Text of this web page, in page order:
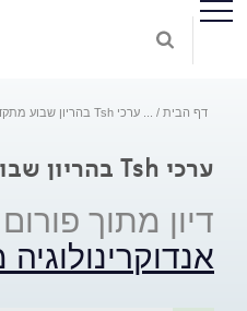
דף הבית ערכי Tsh בהריון שבוע מתקדם
ערכי Tsh בהריון שבוע מתקדם
דיון מתוך פורום